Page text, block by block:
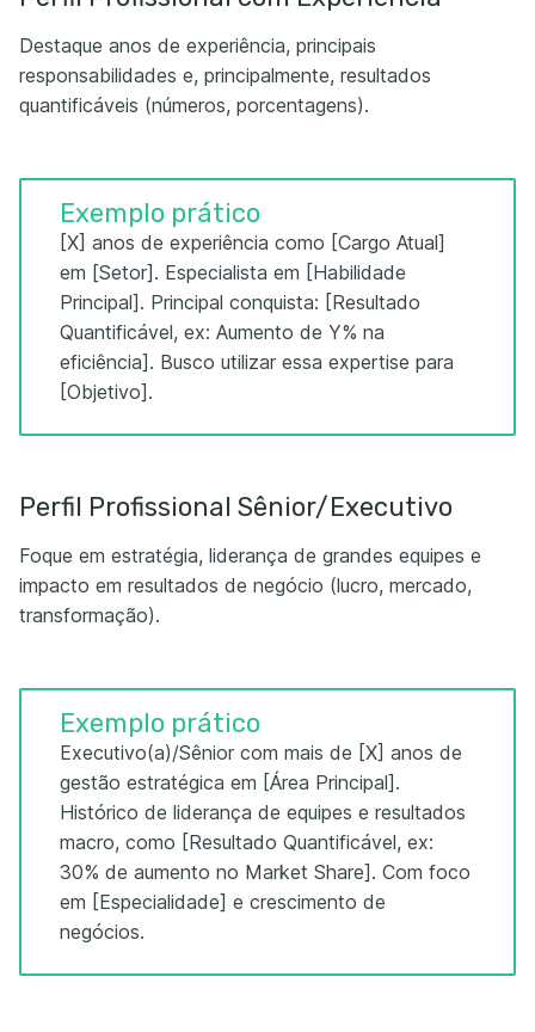
Destaque anos de experiência, principais
responsabilidades e, principalmente, resultados
quantificáveis (números, porcentagens).
Exemplo prático
[X] anos de experiência como [Cargo Atual]
em [Setor]. Especialista em [Habilidade
Principal]. Principal conquista: [Resultado
Quantificável, ex: Aumento de Y% na
eficiência]. Busco utilizar essa expertise para
[Objetivo].
Perfil Profissional Sênior/Executivo
Foque em estratégia, liderança de grandes equipes e
impacto em resultados de negócio (lucro, mercado,
transformação).
Exemplo prático
Executivo(a)/Sênior com mais de [X] anos de
gestão estratégica em [Área Principal].
Histórico de liderança de equipes e resultados
macro, como [Resultado Quantificável, ex:
30% de aumento no Market Share]. Com foco
em [Especialidade] e crescimento de
negócios.